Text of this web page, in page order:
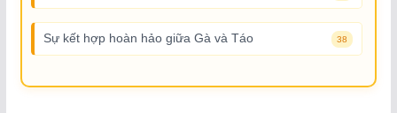
Sự kết hợp hoàn hảo giữa Gà và Táo 38